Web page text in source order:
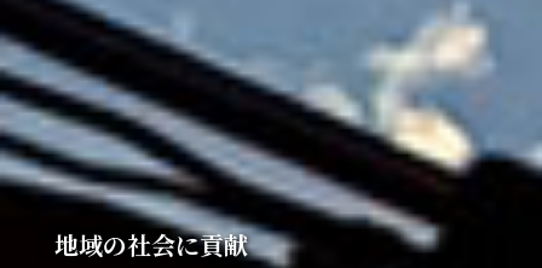
地域の社会に貢献